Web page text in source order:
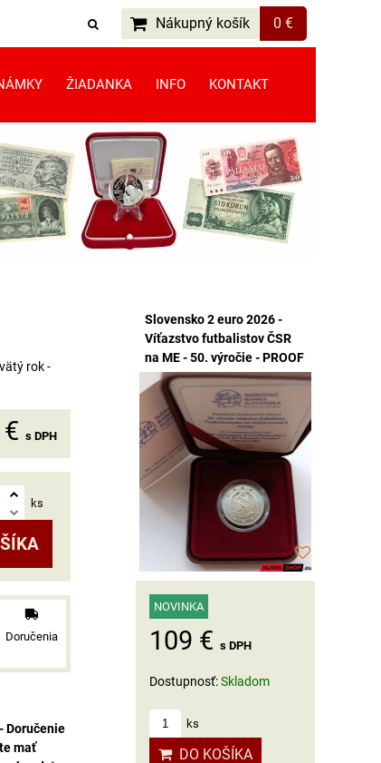
Nákupný košík 0 €
ŽIADANKA INFO KONTAKT
rok -
s DPH
ks
Doručenia
Doručenie
mať
Slovensko 2 euro 2026 -
Víťazstvo futbalistov ČSR
na ME - 50. výročie - PROOF
NOVINKA
109 € s DPH
Dostupnosť:Skladom
ks
DO KOŠÍKA